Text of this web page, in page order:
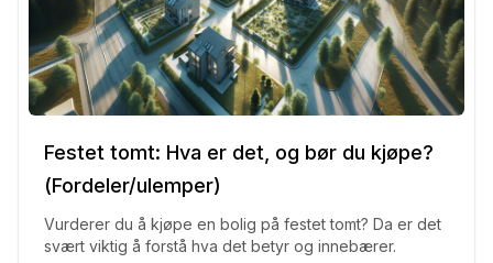
Festet tomt: Hva er det, og bør du kjøpe?
(Fordeler/ulemper)
Vurderer du å kjøpe en bolig på festet tomt? Da er det
svært viktig å forstå hva det betyr og innebærer.